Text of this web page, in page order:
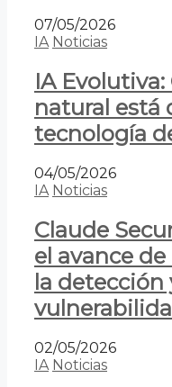
07/05/2026
IA Noticias
IA
natural está
tecnología
04/05/2026
IA Noticias
Claude
el avance
la
02/05/2026
IA Noticias